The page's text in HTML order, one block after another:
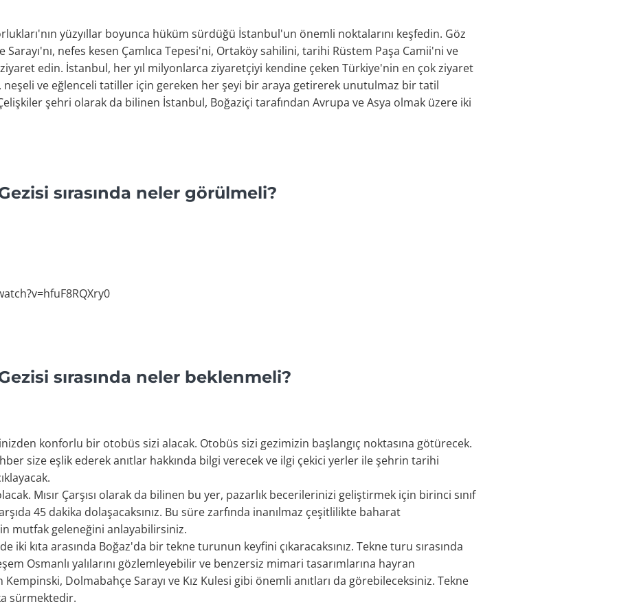
yüzyıllar boyunca hüküm sürdüğü İstanbul'un önemli noktalarını keşfedin. Göz
Sarayı'nı, nefes kesen Çamlıca Tepesi'ni, Ortaköy sahilini, tarihi Rüstem Paşa Camii'ni ve
ziyaret edin. İstanbul, her yıl milyonlarca ziyaretçiyi kendine çeken Türkiye'nin en çok ziyaret
neşeli ve eğlenceli tatiller için gereken her şeyi bir araya getirerek unutulmaz bir tatil
şehri olarak da bilinen İstanbul, Boğaziçi tarafından Avrupa ve Asya olmak üzere iki
sırasında neler görülmeli?
sırasında neler beklenmeli?
konforlu bir otobüs sizi alacak. Otobüs sizi gezimizin başlangıç noktasına götürecek.
size eşlik ederek anıtlar hakkında bilgi verecek ve ilgi çekici yerler ile şehrin tarihi
Mısır Çarşısı olarak da bilinen bu yer, pazarlık becerilerinizi geliştirmek için birinci sınıf
45 dakika dolaşacaksınız. Bu süre zarfında inanılmaz çeşitlilikte baharat
mutfak geleneğini anlayabilirsiniz.
iki kıta arasında Boğaz'da bir tekne turunun keyfini çıkaracaksınız. Tekne turu sırasında
Osmanlı yalılarını gözlemleyebilir ve benzersiz mimari tasarımlarına hayran
Kempinski, Dolmabahçe Sarayı ve Kız Kulesi gibi önemli anıtları da görebileceksiniz. Tekne
sürmektedir.